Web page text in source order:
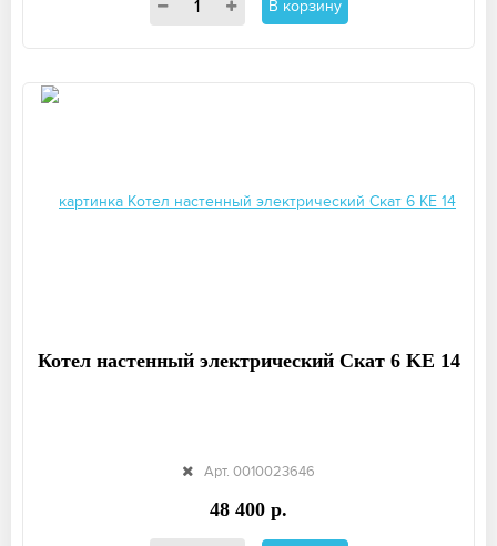
В корзину
Котел настенный электрический Скат 6 KE 14
Арт. 0010023646
48 400 р.